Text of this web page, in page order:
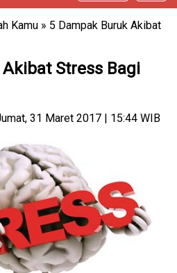
Kamu » 5 Dampak Buruk Akibat
Stress Bagi
31 Maret 2017 | 15:44 WIB